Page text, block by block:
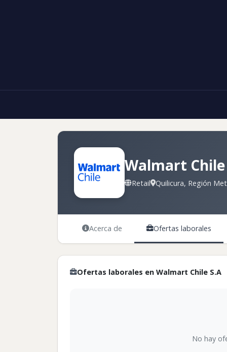
Walmart Chile
Retail Quilicura, Región
Acerca de Ofertas laborales
Ofertas laborales en Walmart Chile S.A
No hay